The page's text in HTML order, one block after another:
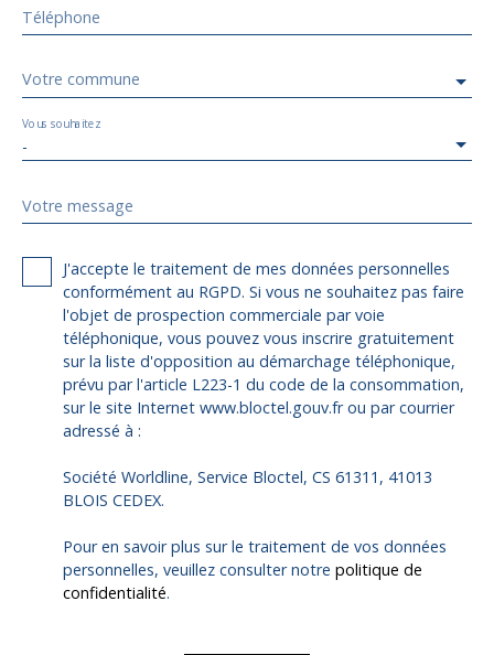
Téléphone
Votre commune
-
Vous souhaitez
Votre message
J'accepte le traitement de mes données personnelles
conformément au RGPD. Si vous ne souhaitez pas faire
l'objet de prospection commerciale par voie
téléphonique, vous pouvez vous inscrire gratuitement
sur la liste d'opposition au démarchage téléphonique,
prévu par l'article L223-1 du code de la consommation,
sur le site Internet www.bloctel.gouv.fr ou par courrier
adressé à :
Société Worldline, Service Bloctel, CS 61311, 41013
BLOIS CEDEX.
Pour en savoir plus sur le traitement de vos données
personnelles, veuillez consulter notre politique de
confidentialité.